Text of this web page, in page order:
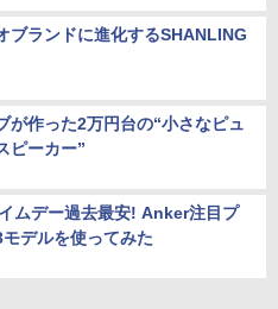
ブランドに進化するSHANLING
が作った2万円台の“小さなピュ
ピーカー”
ムデー過去最安! Anker注目プ
デルを使ってみた